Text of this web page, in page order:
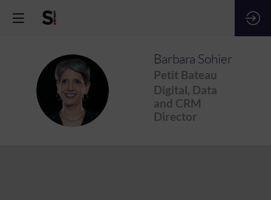
BS
Barbara Sohier
Petit Bateau
Digital, Data
and CRM
Director